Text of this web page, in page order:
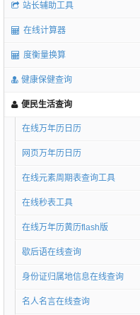
站长辅助工具
在线计算器
度衡量换算
健康保健查询
便民生活查询
在线万年历日历
网页万年历日历
在线元素周期表查询工具
在线秒表工具
在线万年历黄历flash版
歇后语在线查询
身份证归属地信息在线查询
名人名言在线查询